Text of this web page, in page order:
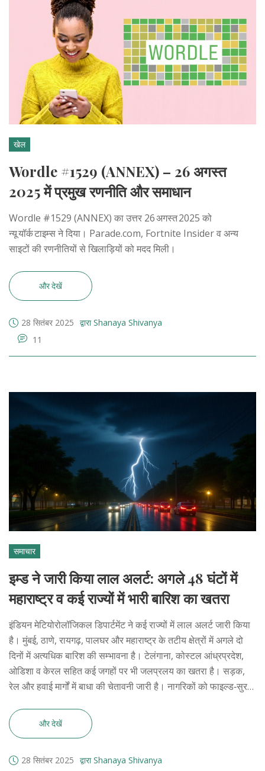
खेल
Wordle #1529 (ANNEX) – 26 अगस्त
2025 में प्रमुख रणनीति और समाधान
Wordle #1529 (ANNEX) का उत्तर 26 अगस्त 2025 को
न्यू यॉर्क टाइम्स ने दिया। Parade.com, Fortnite Insider व अन्य
साइटों की रणनीतियों से खिलाड़ियों को मदद मिली।
और देखें
28 सितंबर 2025 द्वारा Shanaya Shivanya
11
समाचार
इम्ड ने जारी किया लाल अलर्ट: अगले 48 घंटों में
महाराष्ट्र व कई राज्यों में भारी बारिश का खतरा
इंडियन मेटियोरोलॉजिकल डिपार्टमेंट ने कई राज्यों में लाल अलर्ट जारी किया
है। मुंबई, ठाणे, रायगढ़, पालघर और महाराष्ट्र के तटीय क्षेत्रों में अगले दो
दिनों में अत्यधिक बारिश की सम्भावना है। टेलंगाना, कोस्टल आंध्रप्रदेश,
ओडिशा व केरल सहित कई जगहों पर भी जलप्रलय का खतरा है। सड़क,
रेल और हवाई मार्गों में बाधा की चेतावनी जारी है। नागरिकों को फाइल्ड‑सुरक्षा
और देखें
28 सितंबर 2025 द्वारा Shanaya Shivanya